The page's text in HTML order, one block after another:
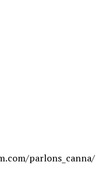
parlons_canna/